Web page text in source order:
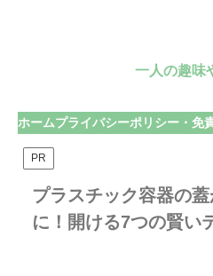
一人の趣味
ホーム
PR
プラスチック容器の
に！開ける7つの賢い